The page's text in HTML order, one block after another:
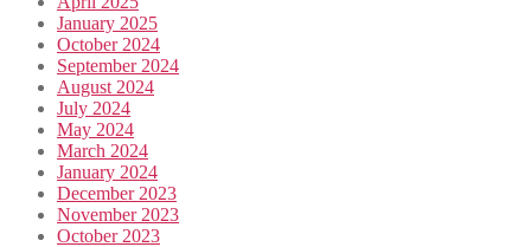
January 2025
October 2024
September 2024
August 2024
July 2024
May 2024
March 2024
January 2024
December 2023
November 2023
October 2023